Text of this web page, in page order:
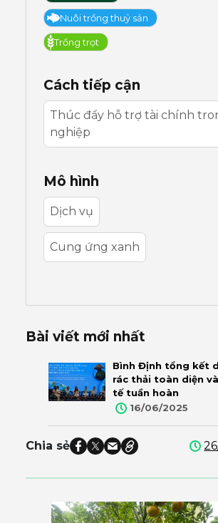
Nuôi trồng thuỷ sản
Trồng trọt
Cách tiếp cận
Thúc đẩy hỗ trợ tài chính
nghiệp
Mô hình
Dịch vụ
Cung ứng xanh
Bài viết mới nhất
Bình Định tổng kết
rác thải toàn diện
tế tuần hoàn
16/06/2025
Chia sẻ